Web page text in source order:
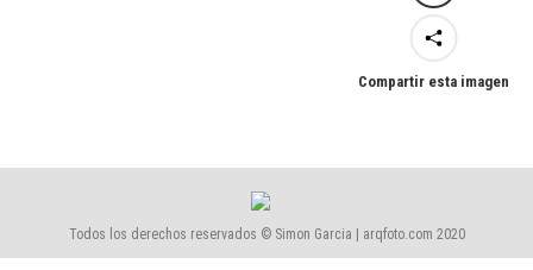
Compartir esta imagen
Todos los derechos reservados © Simon Garcia | arqfoto.com 2020